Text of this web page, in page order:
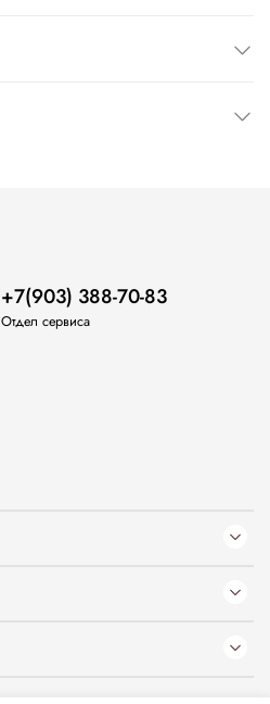
+7(903) 388-70-83
Отдел сервиса